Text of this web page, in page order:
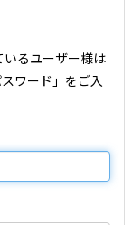
るユーザー様は
ワード」をご入